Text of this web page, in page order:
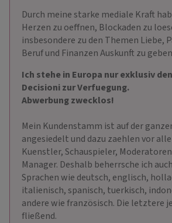
Durch meine starke mediale Kraft
Herzen zu oeffnen, Blockaden zu
insbesondere zu den Themen Liebe,
Beruf und Finanzen Auskunft zu
Ich stehe in Europa nur exklusiv
Decisioni zur Verfuegung.
Abwerbung zwecklos!
Mein Kundenstamm ist auf der
angesiedelt und dazu zaehlen vor
Kuenstler, Schauspieler,
Manager. Deshalb beherrsche ich
Sprachen wie deutsch, englisch,
italienisch, spanisch, tuerkisch,
andere wie französisch. Die letztere
fließend.